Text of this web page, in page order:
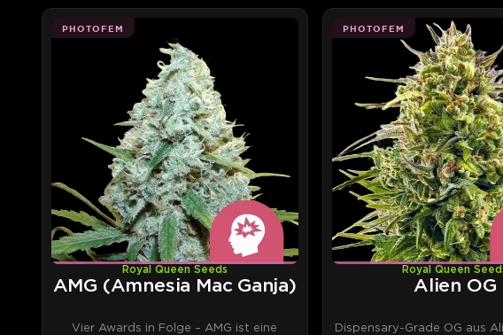
PHOTOFEM
Royal Queen Seeds
AMG (Amnesia Mac Ganja)
Vier Awards in Folge – AMG ist eine
PHOTOFEM
Royal Queen
Alien OG
Dispensary-Grade OG aus